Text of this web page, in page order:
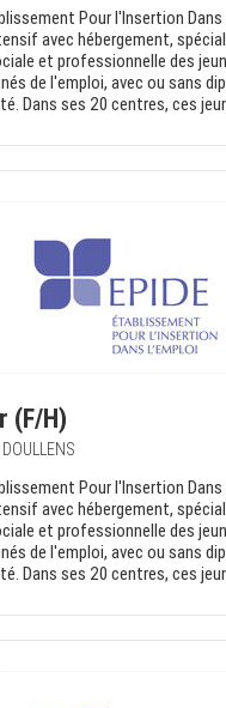
Pour l'Insertion
avec hébergement,
et professionnelle des
de l'emploi, avec ou sans
Dans ses 20 centres, ces
(F/H)
Pour l'Insertion
avec hébergement,
et professionnelle des
de l'emploi, avec ou sans
Dans ses 20 centres, ces